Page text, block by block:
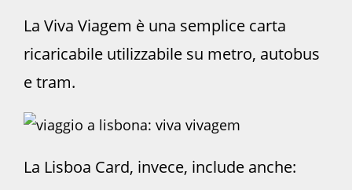
La Viva Viagem è una semplice carta
ricaricabile utilizzabile su metro, autobus
e tram.
La Lisboa Card, invece, include anche: